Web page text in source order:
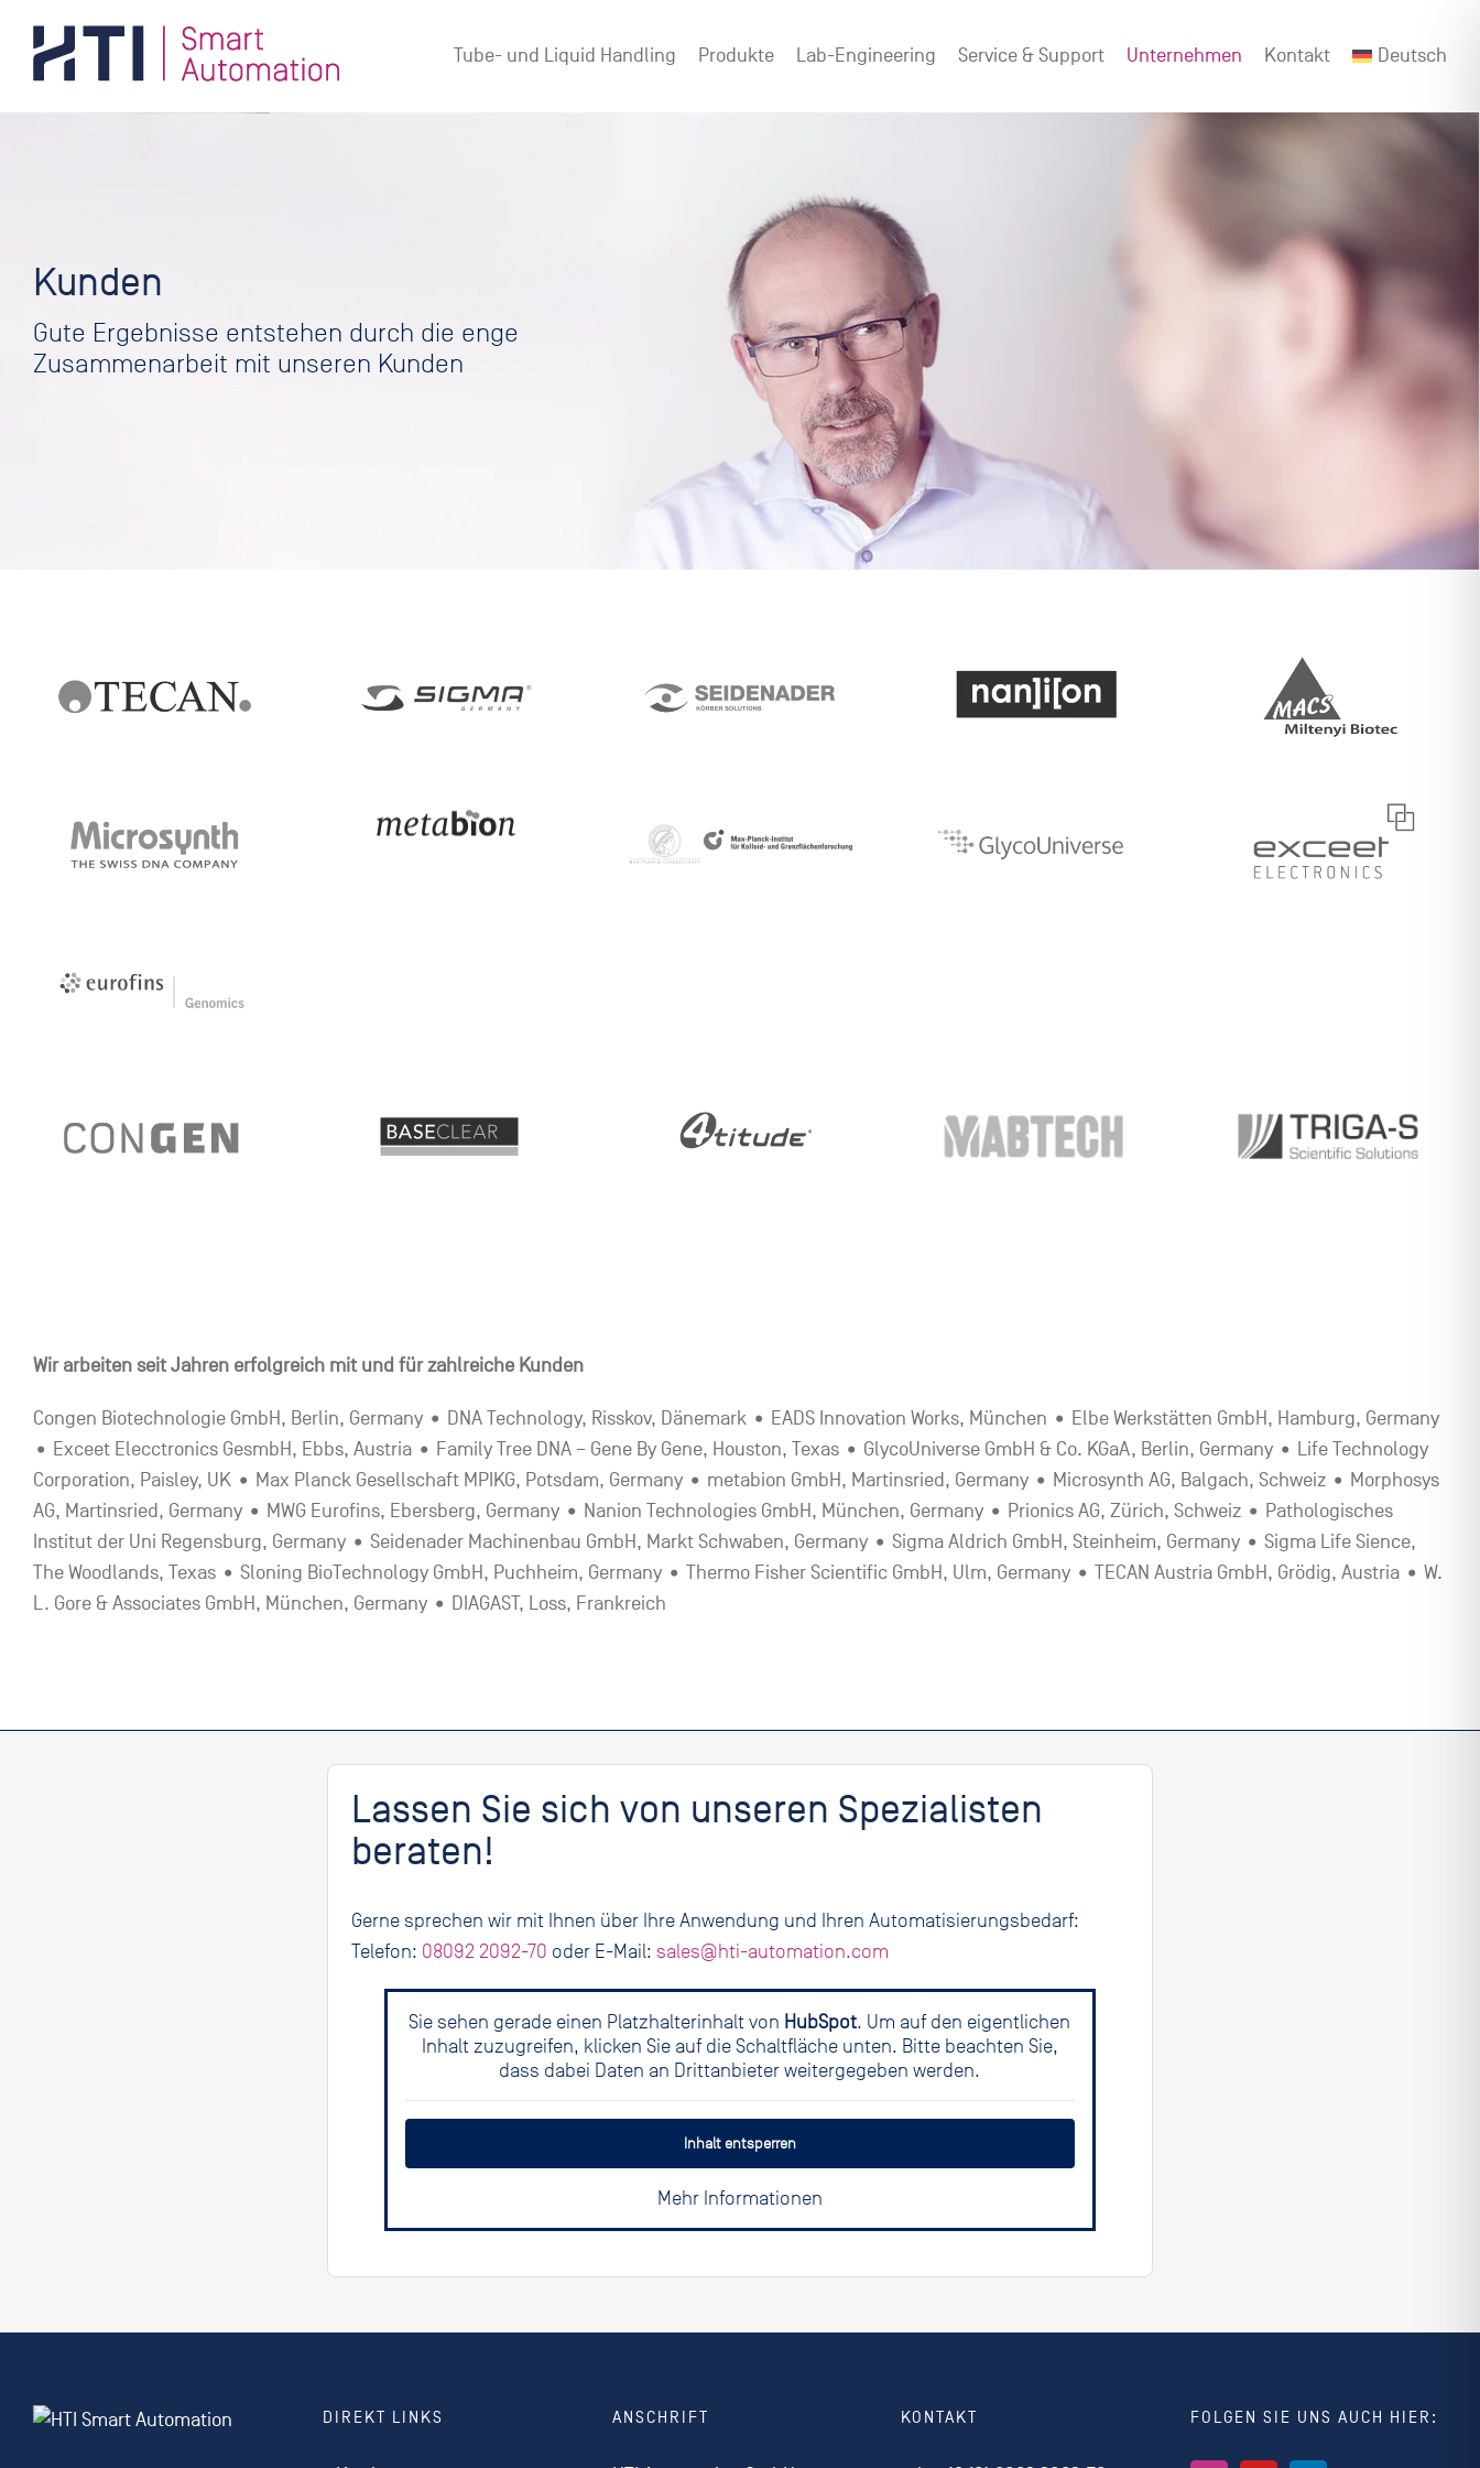
Inhalt
springen
Tube- und Liquid Handling Produkte Lab-Engineering Service & Support Unternehmen Kontakt Deutsch
Kunden
Gute Ergebnisse entstehen durch die enge
Zusammenarbeit mit unseren Kunden
Wir arbeiten seit Jahren erfolgreich mit und für zahlreiche Kunden
Congen Biotechnologie GmbH, Berlin, Germany • DNA Technology, Risskov, Dänemark • EADS Innovation Works, München • Elbe Werkstätten GmbH, Hamburg, Germany
• Exceet Elecctronics GesmbH, Ebbs, Austria • Family Tree DNA – Gene By Gene, Houston, Texas • GlycoUniverse GmbH & Co. KGaA, Berlin, Germany • Life Technology
Corporation, Paisley, UK • Max Planck Gesellschaft MPIKG, Potsdam, Germany • metabion GmbH, Martinsried, Germany • Microsynth AG, Balgach, Schweiz • Morphosys
AG, Martinsried, Germany • MWG Eurofins, Ebersberg, Germany • Nanion Technologies GmbH, München, Germany • Prionics AG, Zürich, Schweiz • Pathologisches
Institut der Uni Regensburg, Germany • Seidenader Machinenbau GmbH, Markt Schwaben, Germany • Sigma Aldrich GmbH, Steinheim, Germany • Sigma Life Sience,
The Woodlands, Texas • Sloning BioTechnology GmbH, Puchheim, Germany • Thermo Fisher Scientific GmbH, Ulm, Germany • TECAN Austria GmbH, Grödig, Austria • W.
L. Gore & Associates GmbH, München, Germany • DIAGAST, Loss, Frankreich
Lassen Sie sich von unseren Spezialisten
beraten!
Gerne sprechen wir mit Ihnen über Ihre Anwendung und Ihren Automatisierungsbedarf:
Telefon: 08092 2092-70 oder E-Mail:sales@hti-automation.com
Sie sehen gerade einen Platzhalterinhalt von HubSpot. Um auf den eigentlichen
Inhalt zuzugreifen, klicken Sie auf die Schaltfläche unten. Bitte beachten Sie,
dass dabei Daten an Drittanbieter weitergegeben werden.
Inhalt entsperren
Mehr Informationen
DIREKT LINKS ANSCHRIFT KONTAKT FOLGEN SIE UNS AUCH HIER: